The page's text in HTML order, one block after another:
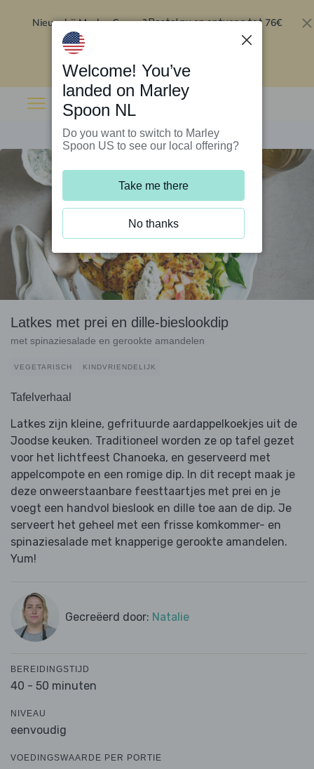
Nieuw bij Marley Spoon?Bestel nu en ontvang tot 76€
Latkes met prei en dille-bieslookdip
met spinaziesalade en gerookte amandelen
VEGETARISCH KINDVRIENDELIJK
Tafelverhaal
Latkes zijn kleine, gefrituurde aardappelkoekjes uit de
Joodse keuken. Traditioneel worden ze op tafel gezet
voor het lichtfeest Chanoeka, en geserveerd met
appelcompote en een romige dip. In dit recept maak je
deze onweerstaanbare feesttaartjes met prei en je
voegt een handvol bieslook en dille toe aan de dip. Je
serveert het geheel met een frisse komkommer- en
spinaziesalade met knapperige gerookte amandelen.
Yum!
Gecreëerd door: Natalie
BEREIDINGSTIJD
40 - 50 minuten
NIVEAU
eenvoudig
VOEDINGSWAARDE PER PORTIE
Welcome! You’ve
landed on Marley
Spoon NL
Do you want to switch to Marley
Spoon US to see our local offering?
Take me there
No thanks